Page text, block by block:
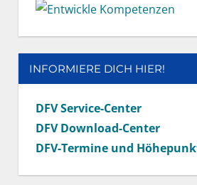
INFORMIERE DICH HIER!
DFV Service-Center
DFV Download-Center
DFV-Termine und